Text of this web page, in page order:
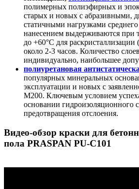
полимерных полиэфирных и
старых и новых с абразивными,
статичными нагрузками
нанесением выдерживаются при
до +60°С для раскристаллизации
около 2-3 часов. Количество
индивидуально, наибольшее
полиуретановая
популярных минеральных
эксплуатации и новых с
М200. Ключевым условием
основании гидроизоляционного
предотвращения отслоения.
Видео-обзор краски для
пола PRASPAN PU-C101